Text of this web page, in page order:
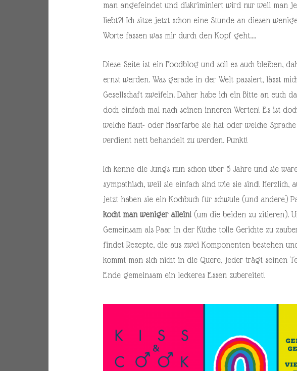
man angefeindet und diskriminiert wird nur weil man
liebt?! Ich sitze jetzt schon eine Stunde an diesen
Worte fassen was mir durch den Kopf geht….
Diese Seite ist ein Foodblog und soll es auch bleiben,
ernst werden. Was gerade in der Welt passiert, lässt
Gesellschaft zweifeln. Daher habe ich ein Bitte an euch
doch einfach mal nach seinen inneren Werten! Es ist
welche Haut- oder Haarfarbe sie hat oder welche
verdient nett behandelt zu werden. Punkt!
Ich kenne die Jungs nun schon über 5 Jahre und sie
sympathisch, weil sie einfach sind wie sie sind! Herzlich,
jetzt haben sie ein Kochbuch für schwule (und andere)
kocht man weniger allein! (um die beiden zu zitieren).
Gemeinsam als Paar in der Küche tolle Gerichte zu
findet Rezepte, die aus zwei Komponenten bestehen
kommt man sich nicht in die Quere, jeder trägt seinen
Ende gemeinsam ein leckeres Essen zubereitet!